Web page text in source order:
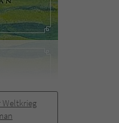
Weltkrieg